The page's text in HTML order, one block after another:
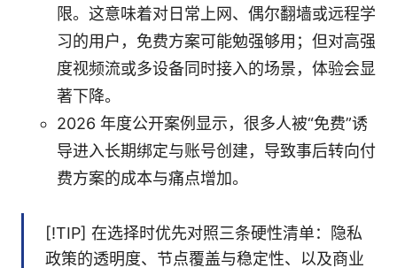
限。这意味着对日常上网、偶尔翻墙或远程学
习的用户，免费方案可能勉强够用；但对高强
度视频流或多设备同时接入的场景，体验会显
著下降。
2026 年度公开案例显示，很多人被“免费”诱
导进入长期绑定与账号创建，导致事后转向付
费方案的成本与痛点增加。
[!TIP] 在选择时优先对照三条硬性清单：隐私
政策的透明度、节点覆盖与稳定性、以及商业